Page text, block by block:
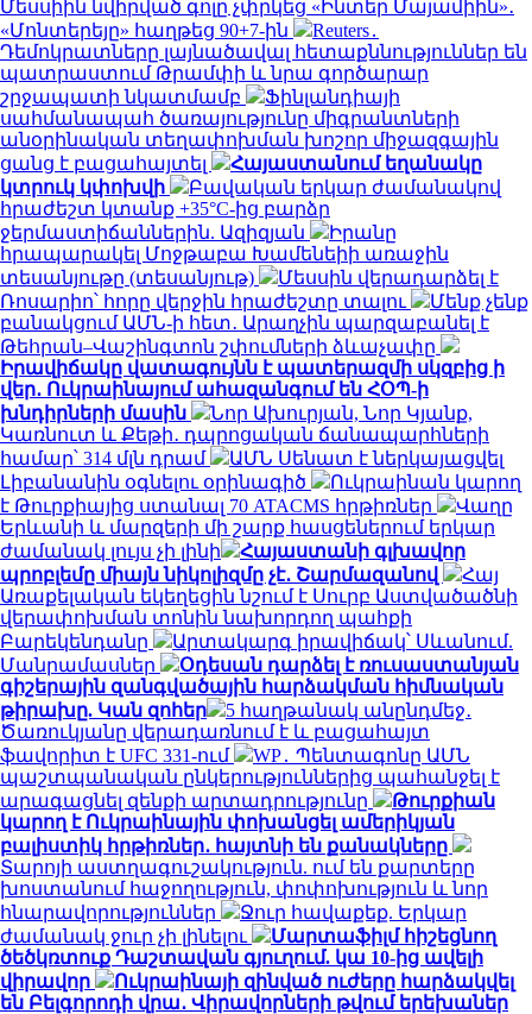
Մեսսիին նվիրված գոլը չփրկեց «Ինտեր Մայամիին»․
«Մոնտերեյը» հաղթեց 90+7-ին
Reuters․
Դեմոկրատները լայնածավալ հետաքննություններ են
պատրաստում Թրամփի և նրա գործարար
շրջապատի նկատմամբ
Ֆինլանդիայի
սահմանապահ ծառայությունը միգրանտների
անօրինական տեղափոխման խոշոր միջազգային
ցանց է բացահայտել
Հայաստանում եղանակը
կտրուկ կփոխվի
Բավական երկար ժամանակով
հրաժեշտ կտանք +35°C-ից բարձր
ջերմաստիճաններին. Ազիզյան
Իրանը
հրապարակել Մոջթաբա Խամենեիի առաջին
տեսանյութը (տեսանյութ)
Մեսսին վերադարձել է
Ռոսարիո՝ հորը վերջին հրաժեշտը տալու
Մենք չենք
բանակցում ԱՄՆ-ի հետ․ Արաղչին պարզաբանել է
Թեհրան–Վաշինգտոն շփումների ձևաչափը
Իրավիճակը վատագույնն է պատերազմի սկզբից ի
վեր․ Ուկրաինայում ահազանգում են ՀՕՊ-ի
խնդիրների մասին
Նոր Ախուրյան, Նոր Կյանք,
Կառնուտ և Քեթի․ դպրոցական ճանապարհների
համար՝ 314 մլն դրամ
ԱՄՆ Սենատ է ներկայացվել
Լիբանանին օգնելու օրինագիծ
Ուկրաինան կարող
է Թուրքիայից ստանալ 70 ATACMS հրթիռներ
Վաղը
Երևանի և մարզերի մի շարք հասցեներում երկար
ժամանակ լույս չի լինի
Հայաստանի գլխավոր
պրոբլեմը միայն նիկոլիզմը չէ․ Շարմազանով
Հայ
Առաքելական եկեղեցին նշում է Սուրբ Աստվածածնի
վերափոխման տոնին նախորդող պահքի
Բարեկենդանը
Արտակարգ իրավիճակ՝ Սևանում.
Մանրամասներ
Օդեսան դարձել է ռուսաստանյան
գիշերային զանգվածային հարձակման հիմնական
թիրախը. Կան զոհեր
5 հաղթանակ անընդմեջ․
Ծառուկյանը վերադառնում է և բացահայտ
ֆավորիտ է UFC 331-ում
WP․ Պենտագոնը ԱՄՆ
պաշտպանական ընկերություններից պահանջել է
արագացնել զենքի արտադրությունը
Թուրքիան
կարող է Ուկրաինային փոխանցել ամերիկյան
բալիստիկ հրթիռներ․ հայտնի են քանակները
Տարոյի աստղագուշակություն. ում են քարտերը
խոստանում հաջողություն, փոփոխություն և նոր
հնարավորություններ
Ջուր հավաքեք. Երկար
ժամանակ ջուր չի լինելու
Մարտաֆիլմ հիշեցնող
ծեծկռտուք Դաշտավան գյուղում. կա 10-ից ավելի
վիրավոր
Ուկրաինայի զինված ուժերը հարձակվել
են Բելգորոդի վրա․ Վիրավորների թվում երեխաներ